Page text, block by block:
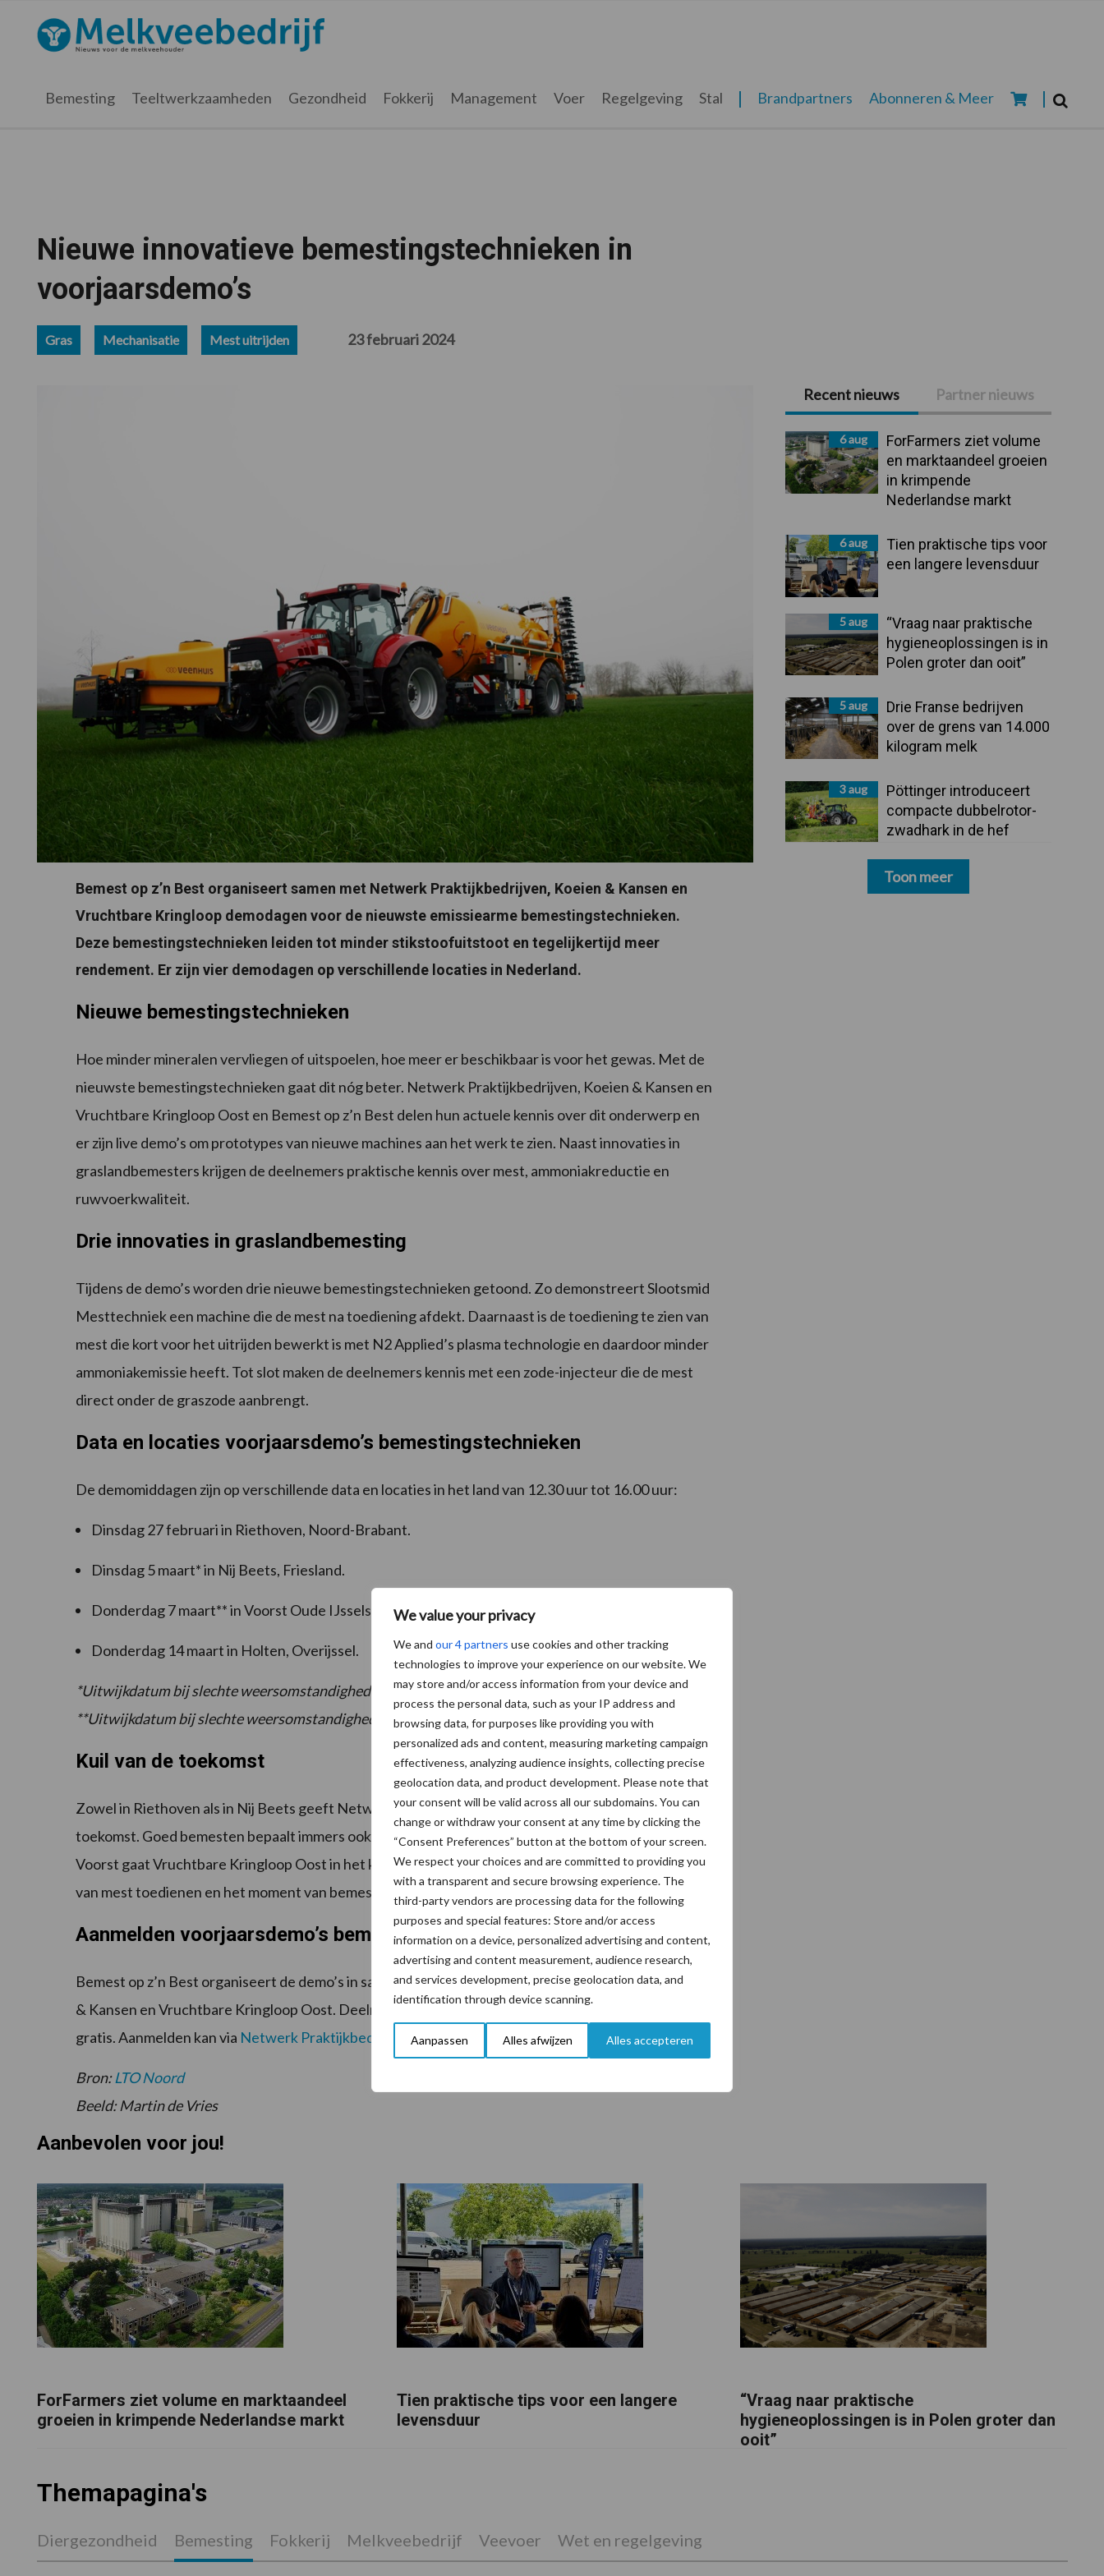
We value your privacy
We and our 4 partners use cookies and other tracking
technologies to improve your experience on our website. We
may store and/or access information from your device and
process the personal data, such as your IP address and
browsing data, for purposes like providing you with
personalized ads and content, measuring marketing campaign
effectiveness, analyzing audience insights, collecting precise
geolocation data, and product development. Please note that
your consent will be valid across all our subdomains. You can
change or withdraw your consent at any time by clicking the
“Consent Preferences” button at the bottom of your screen.
We respect your choices and are committed to providing you
with a transparent and secure browsing experience. The
third-party vendors are processing data for the following
purposes and special features: Store and/or access
information on a device, personalized advertising and content,
advertising and content measurement, audience research,
and services development, precise geolocation data, and
identification through device scanning.
Aanpassen Alles afwijzen Alles accepteren
hoofdnavigatie
hoofd
eerste
voettekst
Melkveebedrijf.nl
Bemesting Teeltwerkzaamheden Gezondheid Fokkerij Management Voer Regelgeving Stal Brandpartners Abonneren & Meer
Nieuwe innovatieve bemestingstechnieken in
voorjaarsdemo’s
Gras Mechanisatie Mest uitrijden 23 februari 2024
Bemest op z’n Best organiseert samen met Netwerk Praktijkbedrijven, Koeien & Kansen en
Vruchtbare Kringloop demodagen voor de nieuwste emissiearme bemestingstechnieken.
Deze bemestingstechnieken leiden tot minder stikstoofuitstoot en tegelijkertijd meer
rendement. Er zijn vier demodagen op verschillende locaties in Nederland.
Nieuwe bemestingstechnieken
Hoe minder mineralen vervliegen of uitspoelen, hoe meer er beschikbaar is voor het gewas. Met de
nieuwste bemestingstechnieken gaat dit nóg beter. Netwerk Praktijkbedrijven, Koeien & Kansen en
Vruchtbare Kringloop Oost en Bemest op z’n Best delen hun actuele kennis over dit onderwerp en
er zijn live demo’s om prototypes van nieuwe machines aan het werk te zien. Naast innovaties in
graslandbemesters krijgen de deelnemers praktische kennis over mest, ammoniakreductie en
ruwvoerkwaliteit.
Drie innovaties in graslandbemesting
Tijdens de demo’s worden drie nieuwe bemestingstechnieken getoond. Zo demonstreert Slootsmid
Mesttechniek een machine die de mest na toediening afdekt. Daarnaast is de toediening te zien van
mest die kort voor het uitrijden bewerkt is met N2 Applied’s plasma technologie en daardoor minder
ammoniakemissie heeft. Tot slot maken de deelnemers kennis met een zode-injecteur die de mest
direct onder de graszode aanbrengt.
Data en locaties voorjaarsdemo’s bemestingstechnieken
De demomiddagen zijn op verschillende data en locaties in het land van 12.30 uur tot 16.00 uur:
Dinsdag 27 februari in Riethoven, Noord-Brabant.
Dinsdag 5 maart* in Nij Beets, Friesland.
Donderdag 7 maart** in Voorst Oude IJsselstreek, Gelderland.
Donderdag 14 maart in Holten, Overijssel.
*Uitwijkdatum bij slechte weersomstandigheden: 19 maart 2024.
**Uitwijkdatum bij slechte weersomstandigheden: 21 maart 2024.
Kuil van de toekomst
Zowel in Riethoven als in Nij Beets geeft Netwerk Praktijkbedrijven inzicht in de kuil van de
toekomst. Goed bemesten bepaalt immers ook de kwaliteit van de kuil. Tijdens de bijeenkomst in
Voorst gaat Vruchtbare Kringloop Oost in het kader van ‘het nieuwe bemesten’ dieper in op de wijze
van mest toedienen en het moment van bemesten.
Aanmelden voorjaarsdemo’s bemestingstechnieken
Bemest op z’n Best organiseert de demo’s in samenwerking met Netwerk Praktijkbedrijven, Koeien
& Kansen en Vruchtbare Kringloop Oost. Deelname aan de demo’s inclusief ontvangst met lunch is
gratis. Aanmelden kan via Netwerk Praktijkbedrijven .
Bron:LTO Noord
Beeld: Martin de Vries
Primaire
Sidebar
Recent nieuws Partner nieuws
6 aug
ForFarmers ziet volume
en marktaandeel groeien
in krimpende
Nederlandse markt
6 aug
Tien praktische tips voor
een langere levensduur
5 aug
“Vraag naar praktische
hygieneoplossingen is in
Polen groter dan ooit”
5 aug
Drie Franse bedrijven
over de grens van 14.000
kilogram melk
3 aug
Pöttinger introduceert
compacte dubbelrotor-
zwadhark in de hef
Toon meer
Aanbevolen voor jou!
ForFarmers ziet volume en marktaandeel
groeien in krimpende Nederlandse markt
Tien praktische tips voor een langere
levensduur
“Vraag naar praktische
hygieneoplossingen is in Polen groter dan
ooit”
Themapagina's
Diergezondheid Bemesting Fokkerij Melkveebedrijf Veevoer Wet en regelgeving